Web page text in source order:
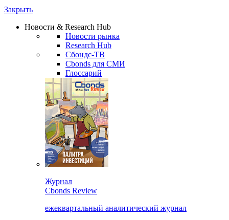
Закрыть
Новости & Research Hub
Новости рынка
Research Hub
Сбондс-ТВ
Cbonds для СМИ
Глоссарий
Журнал
Cbonds Review
ежеквартальный аналитический журнал